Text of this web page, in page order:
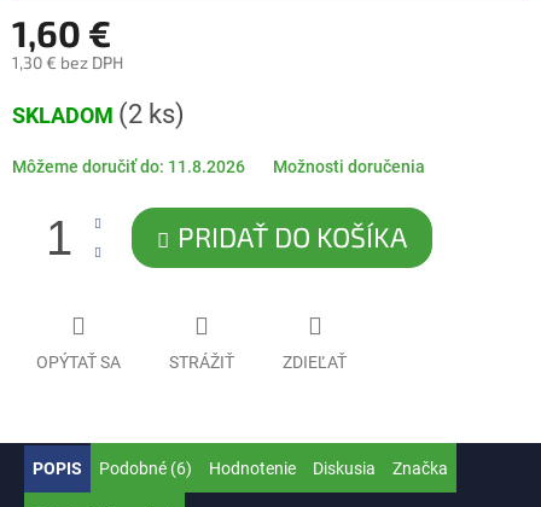
1,60 €
1,30 € bez DPH
cena:
SKLADOM (2 ks)
Môžeme doručiť do: 11.8.2026 Možnosti doručenia
PRIDAŤ DO KOŠÍKA
OPÝTAŤ SA STRÁŽIŤ ZDIEĽAŤ
POPIS Podobné (6) Hodnotenie Diskusia Značka